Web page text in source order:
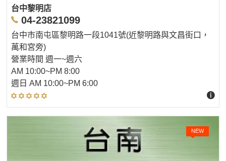
台中黎明店
04-23821099
台中市南屯區黎明路一段1041號(近黎明路與文昌街口，
萬和宮旁)
營業時間 週一~週六
AM 10:00~PM 8:00
週日 AM 10:00~PM 6:00
NEW